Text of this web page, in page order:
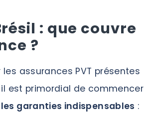
: que couvre
?
les assurances PVT présentes
est primordial de commencer
garanties indispensables :